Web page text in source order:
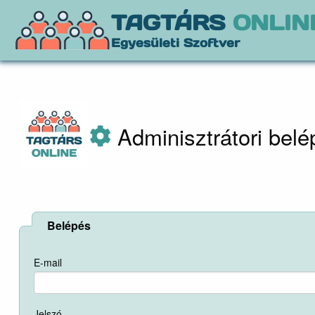
TAGTÁRS
Egyesületi Szoftver
Adminisztrátori
Belépés
E-mail